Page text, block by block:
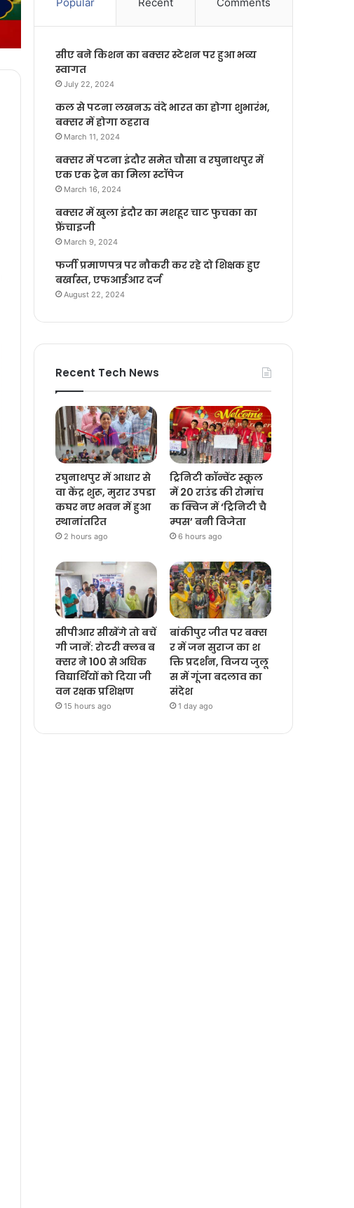
सीए बने किशन का बक्सर स्टेशन पर हुआ भव्य
स्वागत
July 22, 2024
कल से पटना लखनऊ वंदे भारत का होगा शुभारंभ,
बक्सर में होगा ठहराव
March 11, 2024
बक्सर में पटना इंदौर समेत चौसा व रघुनाथपुर में
एक एक ट्रेन का मिला स्टॉपेज
March 16, 2024
बक्सर में खुला इंदौर का मशहूर चाट फुचका का
फ्रेंचाइजी
March 9, 2024
फर्जी प्रमाणपत्र पर नौकरी कर रहे दो शिक्षक हुए
बर्खास्त, एफआईआर दर्ज
August 22, 2024
Recent Tech News
रघुनाथपुर में आधार से
वा केंद्र शुरू, मुरार उपडा
कघर नए भवन में हुआ
स्थानांतरित
2 hours ago
ट्रिनिटी कॉन्वेंट स्कूल
में 20 राउंड की रोमांच
क क्विज में ‘ट्रिनिटी चै
म्पस’ बनी विजेता
6 hours ago
सीपीआर सीखेंगे तो बचें
गी जानें: रोटरी क्लब ब
क्सर ने 100 से अधिक
विद्यार्थियों को दिया जी
वन रक्षक प्रशिक्षण
15 hours ago
बांकीपुर जीत पर बक्स
र में जन सुराज का श
क्ति प्रदर्शन, विजय जुलू
स में गूंजा बदलाव का
संदेश
1 day ago